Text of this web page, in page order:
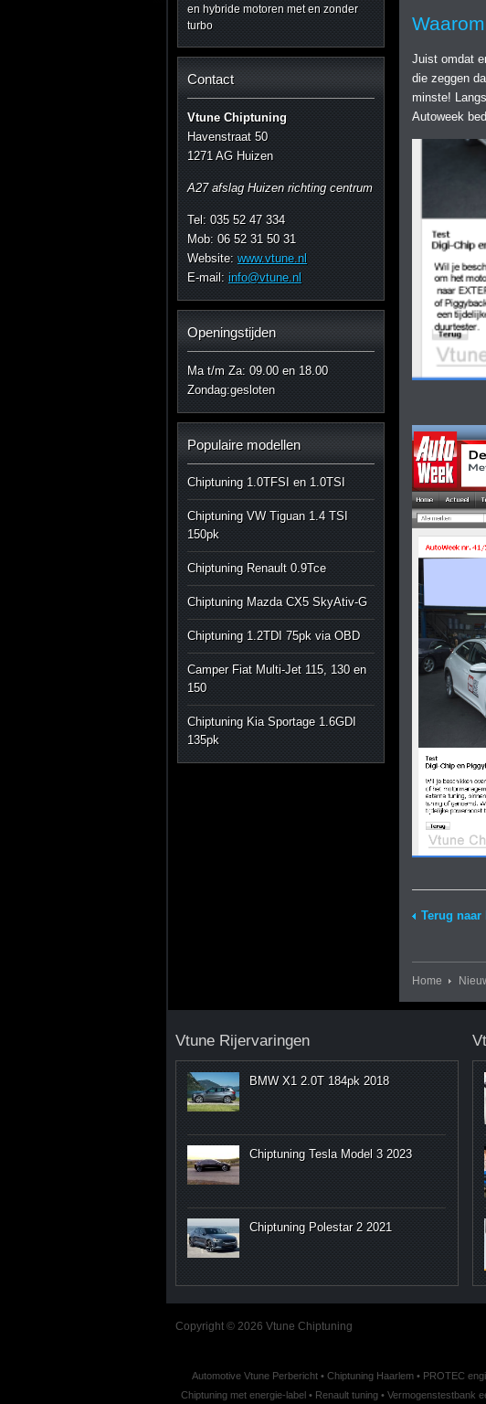
en hybride motoren met en zonder
turbo
Contact
Vtune Chiptuning
Havenstraat 50
1271 AG Huizen
A27 afslag Huizen richting centrum
Tel: 035 52 47 334
Mob: 06 52 31 50 31
Website: www.vtune.nl
E-mail: info@vtune.nl
Openingstijden
Ma t/m Za: 09.00 en 18.00
Zondag:gesloten
Populaire modellen
Chiptuning 1.0TFSI en 1.0TSI
Chiptuning VW Tiguan 1.4 TSI
150pk
Chiptuning Renault 0.9Tce
Chiptuning Mazda CX5 SkyAtiv-G
Chiptuning 1.2TDI 75pk via OBD
Camper Fiat Multi-Jet 115, 130 en
150
Chiptuning Kia Sportage 1.6GDI
135pk
Juist omdat
die zeggen
minste!
Autoweek
Terug
Home
Vtune Rijervaringen
BMW X1 2.0T 184pk 2018
Chiptuning Tesla Model 3 2023
Chiptuning Polestar 2 2021
Copyright © 2026 Vtune Chiptuning
Automotive Vtune Perbericht • Chiptuning Haarlem • PROTEC
Chiptuning met energie-label • Renault tuning • Vermogenstestbank